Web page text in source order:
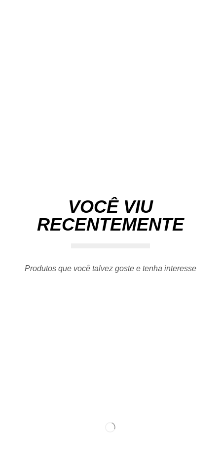
VOCÊ VIU
RECENTEMENTE
Produtos que você talvez goste e tenha interesse